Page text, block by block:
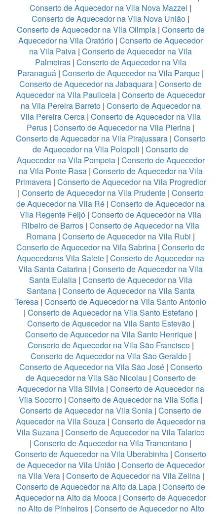
Conserto de Aquecedor na Vila Nova Mazzei |
Conserto de Aquecedor na Vila Nova União |
Conserto de Aquecedor na Vila Olimpia| Conserto de
Aquecedor na Vila Oratório | Conserto de Aquecedor
na Vila Paiva | Conserto de Aquecedor na Vila
Palmeiras| Conserto de Aquecedor na Vila
Paranaguá | Conserto de Aquecedor na Vila Parque |
Conserto de Aquecedor na Jabaquara | Conserto de
Aquecedor na Vila Pauliceia | Conserto de Aquecedor
na Vila Pereira Barreto| Conserto de Aquecedor na
Vila Pereira Cerca | Conserto de Aquecedor na Vila
Perus | Conserto de Aquecedor na Vila Pierina |
Conserto de Aquecedor na Vila Pirajussara| Conserto
de Aquecedor na Vila Polopoli | Conserto de
Aquecedor na Vila Pompeia| Conserto de Aquecedor
na Vila Ponte Rasa| Conserto de Aquecedor na Vila
Primavera| Conserto de Aquecedor na Vila Progredior
| Conserto de Aquecedor na Vila Prudente| Conserto
de Aquecedor na Vila Ré | Conserto de Aquecedor na
Vila Regente Feijó | Conserto de Aquecedor na Vila
Ribeiro de Barros | Conserto de Aquecedor na Vila
Romana | Conserto de Aquecedor na Vila Rubi |
Conserto de Aquecedor na Vila Sabrina | Conserto de
Aquecedorns Vila Salete | Conserto de Aquecedor na
Vila Santa Catarina | Conserto de Aquecedor na Vila
Santa Eulalia| Conserto de Aquecedor na Vila
Santana| Conserto de Aquecedor na Vila Santa
Teresa | Conserto de Aquecedor na Vila Santo Antonio
| Conserto de Aquecedor na Vila Santo Estefano |
Conserto de Aquecedor na Vila Santo Estevão|
Conserto de Aquecedor na Vila Santo Henrique|
Conserto de Aquecedor na Vila São Francisco|
Conserto de Aquecedor na Vila São Geraldo|
Conserto de Aquecedor na Vila São José| Conserto
de Aquecedor na Vila São Nicolau | Conserto de
Aquecedor na Vila Silvia| Conserto de Aquecedor na
Vila Socorro | Conserto de Aquecedor na Vila Sofia |
Conserto de Aquecedor na Vila Sonia | Conserto de
Aquecedor na Vila Souza| Conserto de Aquecedor na
Vila Suzana | Conserto de Aquecedor na Vila Talarico
| Conserto de Aquecedor na Vila Tramontano |
Conserto de Aquecedor na Vila Uberabinha | Conserto
de Aquecedor na Vila União | Conserto de Aquecedor
na Vila Vera| Conserto de Aquecedor na Vila Zelina|
Conserto de Aquecedor na Alto da Lapa | Conserto de
Aquecedor na Alto da Mooca| Conserto de Aquecedor
no Alto de Pinheiros| Conserto de Aquecedor no Alto